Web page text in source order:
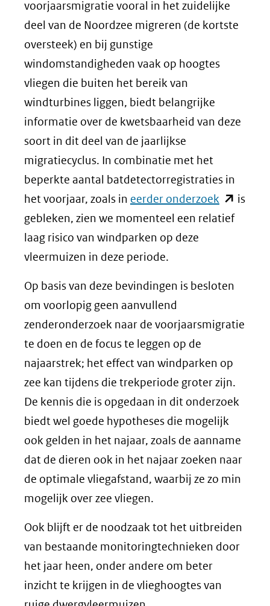
voorjaarsmigratie vooral in het zuidelijke
deel van de Noordzee migreren (de kortste
oversteek) en bij gunstige
windomstandigheden vaak op hoogtes
vliegen die buiten het bereik van
windturbines liggen, biedt belangrijke
informatie over de kwetsbaarheid van deze
soort in dit deel van de jaarlijkse
migratiecyclus. In combinatie met het
beperkte aantal batdetectorregistraties in
het voorjaar, zoals in eerder onderzoek (opent
in
andere
is
gebleken, zien we momenteel een relatief
laag risico van windparken op deze
vleermuizen in deze periode.
Op basis van deze bevindingen is besloten
om voorlopig geen aanvullend
zenderonderzoek naar de voorjaarsmigratie
te doen en de focus te leggen op de
najaarstrek; het effect van windparken op
zee kan tijdens die trekperiode groter zijn.
De kennis die is opgedaan in dit onderzoek
biedt wel goede hypotheses die mogelijk
ook gelden in het najaar, zoals de aanname
dat de dieren ook in het najaar zoeken naar
de optimale vliegafstand, waarbij ze zo min
mogelijk over zee vliegen.
Ook blijft er de noodzaak tot het uitbreiden
van bestaande monitoringtechnieken door
het jaar heen, onder andere om beter
inzicht te krijgen in de vlieghoogtes van